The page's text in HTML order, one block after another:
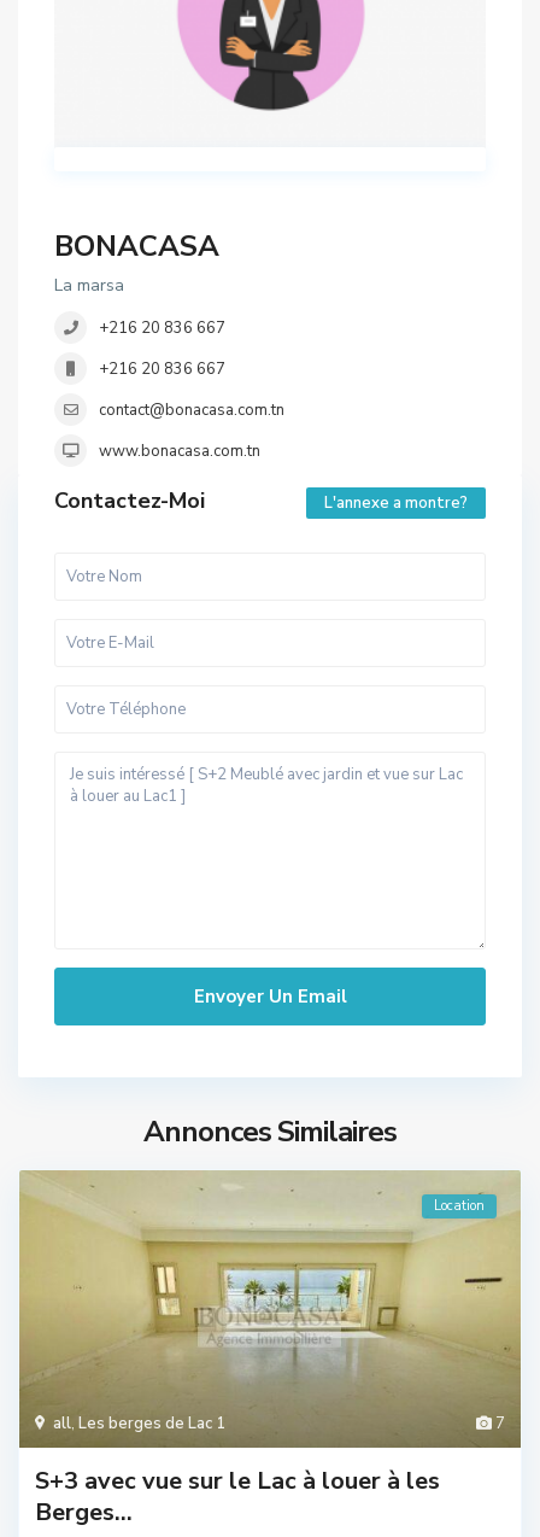
BONACASA
La marsa
+216 20 836 667
+216 20 836 667
contact@bonacasa.com.tn
www.bonacasa.com.tn
Contactez-Moi L'annexe a montre?
Annonces Similaires
7
all, Les berges de Lac 1
Location
S+3 avec vue sur le Lac à louer à les
Berges...